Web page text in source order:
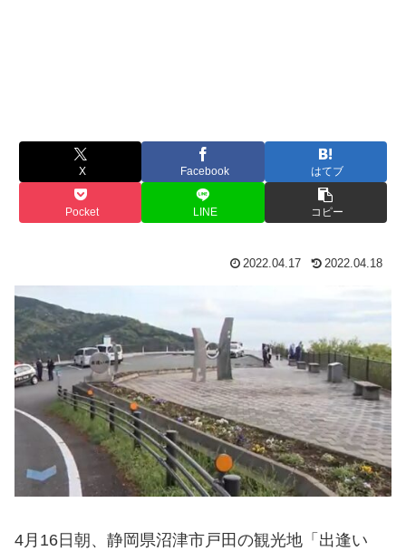
X Facebook はてブ
Pocket LINE コピー
2022.04.17 2022.04.18
4月16日朝、静岡県沼津市戸田の観光地「出逢い